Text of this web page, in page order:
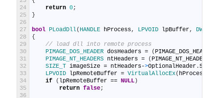
24
25
26
27
28
29
30
31
32
33
34
35
36
return 0;
}
bool PLoadDll( HANDLE hProcess, LPVOID lpBuffer, DWORD
{
// load dll into remote process
PIMAGE_DOS_HEADER dosHeaders = ( PIMAGE_DOS_HEADER
PIMAGE_NT_HEADERS ntHeaders = ( PIMAGE_NT_HEADERS
SIZE_T imageSize = ntHeaders->OptionalHeader .
LPVOID
lpRemoteBuffer = VirtualAllocEx( hProcess
if
( lpRemoteBuffer == NULL )
return false;